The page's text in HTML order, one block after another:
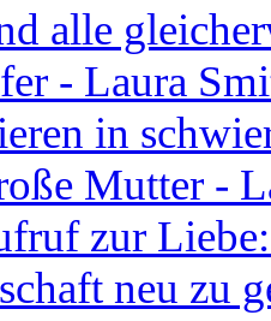
alle
- Laura
in
Mutter -
zur
neu zu